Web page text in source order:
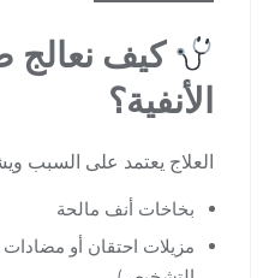
كيف نعالج
الأنفية؟
العلاج يعتمد على السبب
بخاخات أنف مالحة
مزيلات احتقان أو